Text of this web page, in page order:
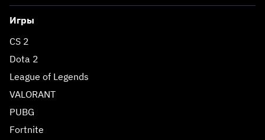
Игры
CS 2
Dota 2
League of Legends
VALORANT
PUBG
Fortnite